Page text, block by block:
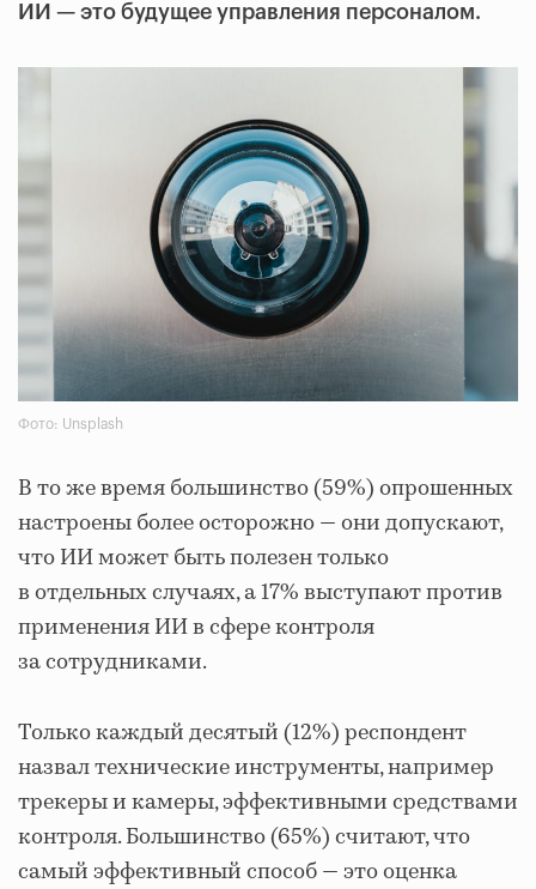
ИИ — это будущее управления персоналом.
Фото: Unsplash
В то же время большинство (59%) опрошенных
настроены более осторожно — они допускают,
что ИИ может быть полезен только
в отдельных случаях, а 17% выступают против
применения ИИ в сфере контроля
за сотрудниками.
Только каждый десятый (12%) респондент
назвал технические инструменты, например
трекеры и камеры, эффективными средствами
контроля. Большинство (65%) считают, что
самый эффективный способ — это оценка